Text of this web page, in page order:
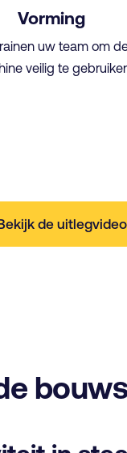
Vorming
uw team om
veilig te
de uitlegvideo